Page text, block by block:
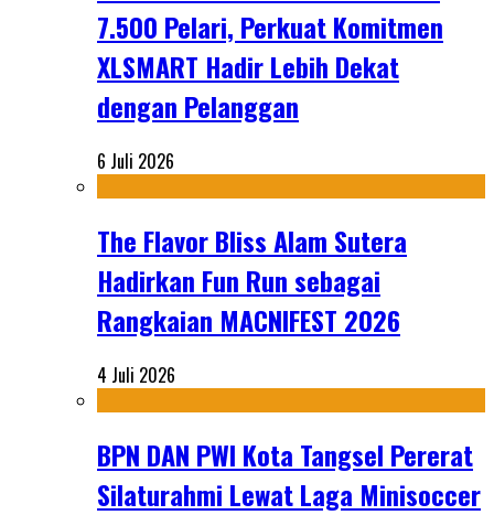
7.500 Pelari, Perkuat Komitmen
XLSMART Hadir Lebih Dekat
dengan Pelanggan
6 Juli 2026
The Flavor Bliss Alam Sutera
Hadirkan Fun Run sebagai
Rangkaian MACNIFEST 2026
4 Juli 2026
BPN DAN PWI Kota Tangsel Pererat
Silaturahmi Lewat Laga Minisoccer